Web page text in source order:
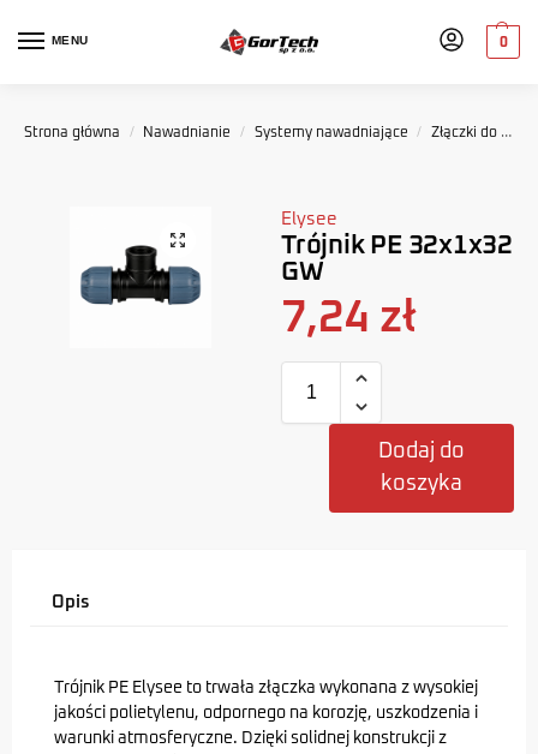
MENU 0
Strona główna / Nawadnianie / Systemy nawadniające / Złączki do systemów nawadniania
Elysee
Trójnik PE 32x1x32
GW
7,24 zł
Dodaj do
koszyka
Opis
Trójnik PE Elysee to trwała złączka wykonana z wysokiej
jakości polietylenu, odpornego na korozję, uszkodzenia i
warunki atmosferyczne. Dzięki solidnej konstrukcji z